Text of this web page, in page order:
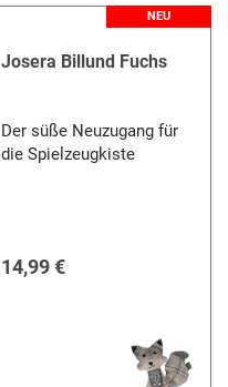
NEU
Josera Billund Fuchs
Der süße Neuzugang für
die Spielzeugkiste
14,99 €